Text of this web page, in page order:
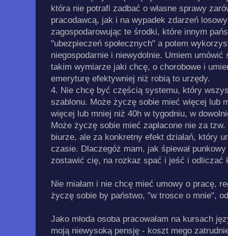
która nie potrafi zadbać o własne sprawy
pracodawcą, jak i na wypadek zdarzeń
zagospodarowując te środki, które innym
"ubezpieczeń społecznych" a potem
niegospodarnie i niewydolnie. Umiem
takim wymiarze jaki chcę, o chorobowe i
emeryturę efektywniej niż robią to urzędy.
4. Nie chcę być częścią systemu, który
szablonu. Może życzę sobie mieć więcej lub
więcej lub mniej niż 40h w tygodniu, w
Może życzę sobie mieć zapłacone nie za
biurze, ale za konkretny efekt działań, który
czasie. Dlaczegóż mam, jak śpiewał
zostawić cię, na rozkaz spać i jeść i odliczać
Nie miałam i nie chcę mieć umowy o pracę,
życzę sobie by państwo, "w trosce o mnie",
Jako młoda osoba pracowałam na kursach
moją niewysoką pensję - koszt mego